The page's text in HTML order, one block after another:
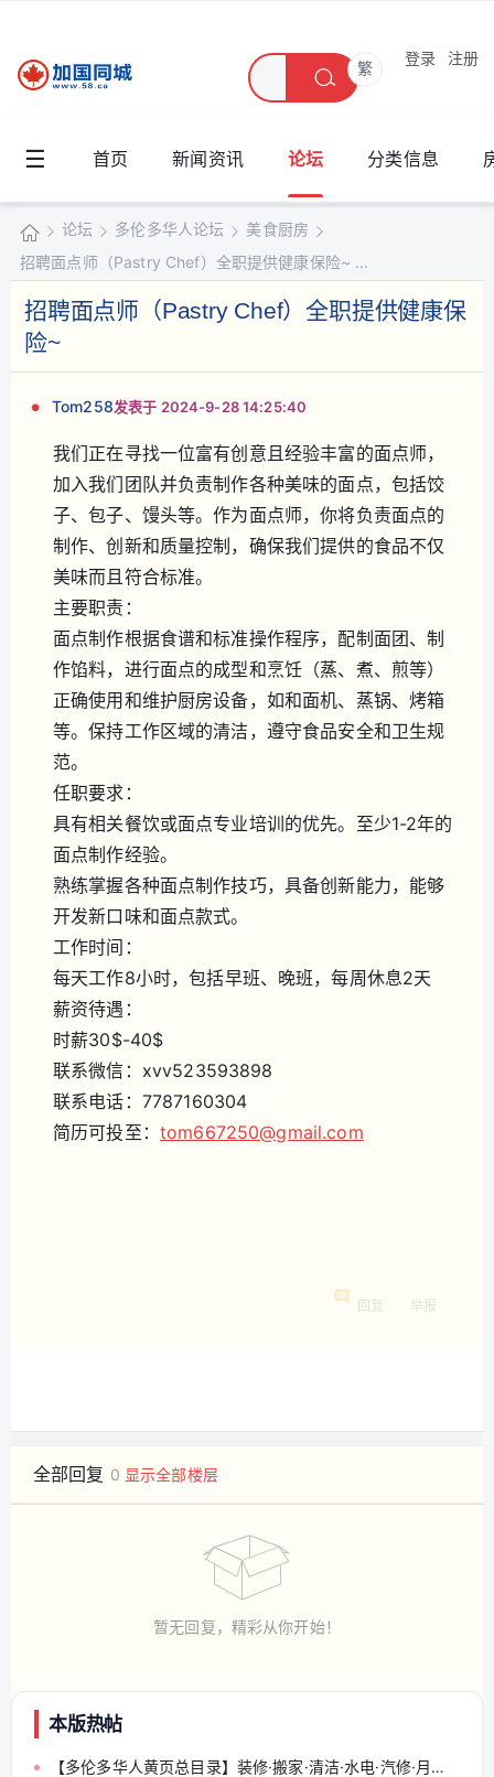
繁
登录 注册
☰ 首页 新闻资讯 论坛 分类信息
加
国
同
城
»
论坛
›
多伦多华人论坛 美食厨房
›
招聘面点师（Pastry Chef）全职提供健康保险~ ...
招聘面点师（Pastry Chef）全职提供健康保
险~
Tom258发表于 2024-9-28 14:25:40
我们正在寻找一位富有创意且经验丰富的面点师，
加入我们团队并负责制作各种美味的面点，包括饺
子、包子、馒头等。作为面点师，你将负责面点的
制作、创新和质量控制，确保我们提供的食品不仅
美味而且符合标准。
主要职责：
面点制作根据食谱和标准操作程序，配制面团、制
作馅料，进行面点的成型和烹饪（蒸、煮、煎等）
正确使用和维护厨房设备，如和面机、蒸锅、烤箱
等。保持工作区域的清洁，遵守食品安全和卫生规
范。
任职要求：
具有相关餐饮或面点专业培训的优先。至少1-2年的
面点制作经验。
熟练掌握各种面点制作技巧，具备创新能力，能够
开发新口味和面点款式。
工作时间：
每天工作8小时，包括早班、晚班，每周休息2天
薪资待遇：
时薪30$-40$
联系微信：xvv523593898
联系电话：7787160304
简历可投至： tom667250@gmail.com
回复 举报
全部回复 0 显示全部楼层
暂无回复，精彩从你开始！
本版热帖
【多伦多华人黄页总目录】装修·搬家·清洁·水电·汽修·月嫂·会计律师 — 分类索引与发帖规范（收藏帖）